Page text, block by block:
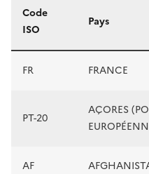
Liste des pays
Code
ISO
Pays
FR FRANCE
PT-20
AÇORES
AF